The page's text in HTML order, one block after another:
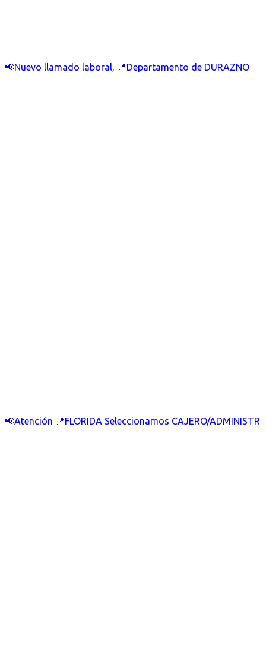
📢Nuevo llamado laboral, 📍Departamento de DURAZNO
📢Atención 📍FLORIDA Seleccionamos CAJERO/ADMINISTR